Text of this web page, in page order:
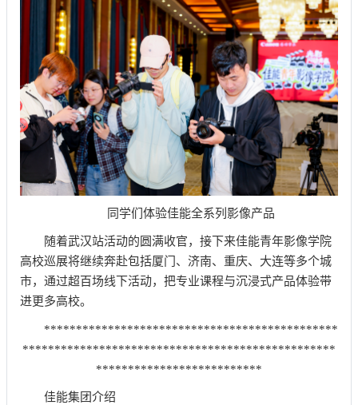
同学们体验佳能全系列影像产品
随着武汉站活动的圆满收官，接下来佳能青年影像学院
高校巡展将继续奔赴包括厦门、济南、重庆、大连等多个城
市，通过超百场线下活动，把专业课程与沉浸式产品体验带
进更多高校。
**********************************************
*************************************************
**************************
佳能集团介绍